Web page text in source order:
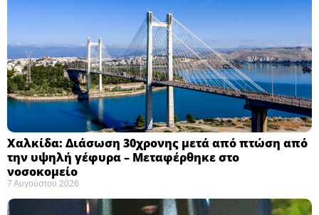
Χαλκίδα: Διάσωση 30χρονης μετά από πτώση από
την υψηλή γέφυρα – Μεταφέρθηκε στο
νοσοκομείο ​
7 Αυγούστου 2026